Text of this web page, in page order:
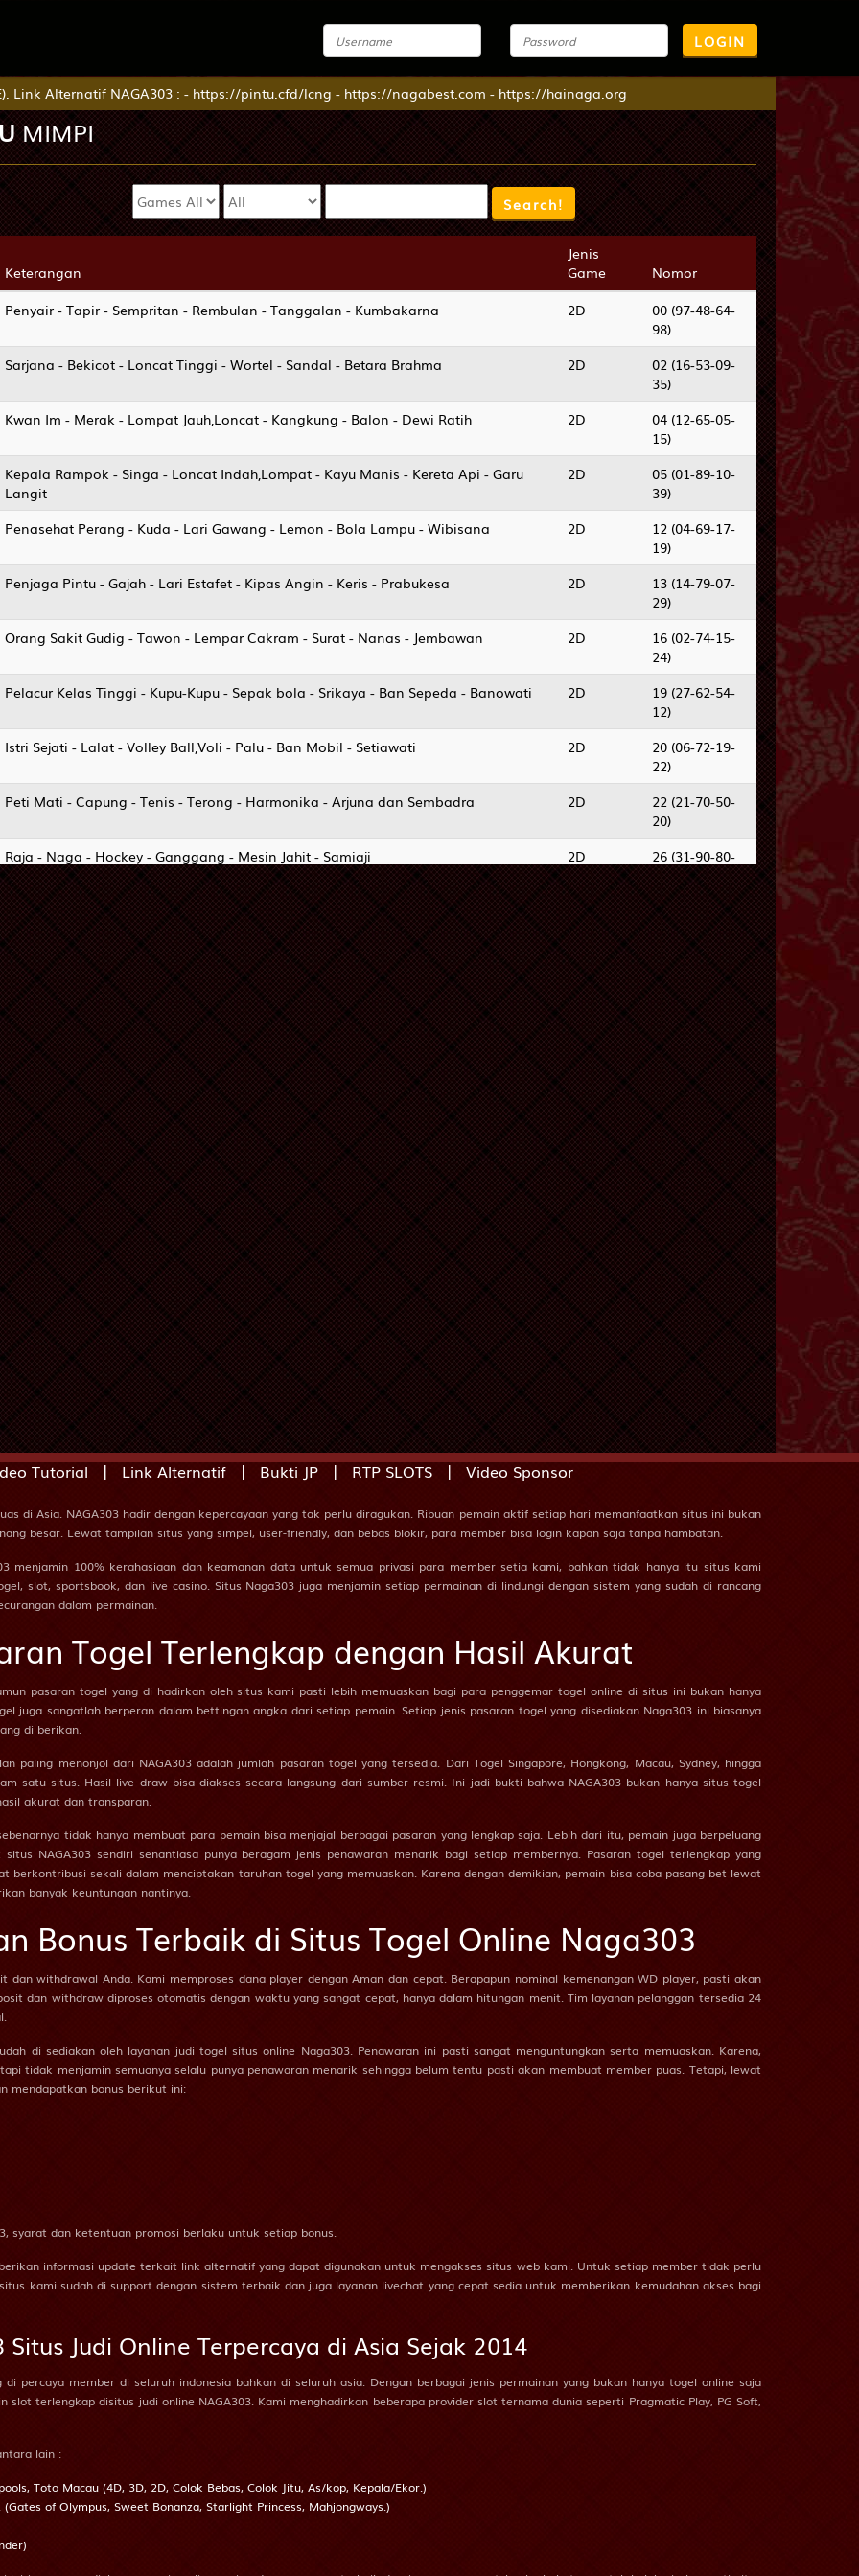
LOGIN
NAGA303 : - https://pintu.cfd/lcng - https://nagabest.com - https://hainaga.org
MIMPI
Keterangan
Jenis
Game
Nomor
Keterangan
Jenis
Game
Nomor
Penyair - Tapir - Sempritan - Rembulan - Tanggalan - Kumbakarna 2D
00 (97-48-64-
98)
Sarjana - Bekicot - Loncat Tinggi - Wortel - Sandal - Betara Brahma 2D
02 (16-53-09-
35)
Kwan Im - Merak - Lompat Jauh,Loncat - Kangkung - Balon - Dewi Ratih 2D
04 (12-65-05-
15)
Kepala Rampok - Singa - Loncat Indah,Lompat - Kayu Manis - Kereta Api - Garu
Langit
2D
05 (01-89-10-
39)
Penasehat Perang - Kuda - Lari Gawang - Lemon - Bola Lampu - Wibisana 2D
12 (04-69-17-
19)
Penjaga Pintu - Gajah - Lari Estafet - Kipas Angin - Keris - Prabukesa 2D
13 (14-79-07-
29)
Orang Sakit Gudig - Tawon - Lempar Cakram - Surat - Nanas - Jembawan 2D
16 (02-74-15-
24)
Pelacur Kelas Tinggi - Kupu-Kupu - Sepak bola - Srikaya - Ban Sepeda - Banowati 2D
19 (27-62-54-
12)
Istri Sejati - Lalat - Volley Ball,Voli - Palu - Ban Mobil - Setiawati 2D
20 (06-72-19-
22)
Peti Mati - Capung - Tenis - Terong - Harmonika - Arjuna dan Sembadra 2D
22 (21-70-50-
20)
Raja - Naga - Hockey - Ganggang - Mesin Jahit - Samiaji 2D
26 (31-90-80-
40)
Wanita Cantik - Kura-Kura - Bola Sodok - Sabun Bubuk - Otak - Dewi Supraba 2D
27 (19-61-06-
11)
Ahli Nujum - Ular - Yudo - Kamar Mandi - Tali - Abiyasa 2D
32 (03-60-18-
10)
Orang Buta - Rusa - Silat - Jamu - Paru-Paru - Destarata 2D
34 (36-73-89-
23)
Pendeta Wanita - Musang - Balap Sepeda - Manggis - Rumah Obat - Sayempraba 2D
36 (34-83-87-
33)
Orang Bongkok - Ikan Gabus - Balap Mobil - Anggur - B.H,BH,Bra - Truk - Gareng 2D
37 (38-59-83-
09)
Penolong - Gelatik - Golf - Tang - Peci - Widura 2D
40 (43-76-78-
26)
Putri Raja - Cendrawasih - Balap Sepeda Motor - Engsel - Drum - Untari 2D
38 (37-67-84-
17)
Kekasih - Kalajengking - Balap Kuda - Topi - Bemo - Narasuma 2D
39 (44-55-77-
05)
Pahlawan - Kepiting - Lompat Kuda - Lilin - Sabuk - Warsaya 2D
41 (49-56-76-
06)
Jejaka Tua - Buaya - Gerak Jalan - Catur - Dokter - Lesmana Widakta 2D
42 (45-97-72-
47)
Janda Muda - Ikan Suro - Anggar - Mawar - Grendel - Sumbadra 2D
43 (40-71-41-
Berandal - Badak - Ski Air - Seruling - Sisir - Citraksa 2D
44 (39-81-86-
31)
Pengembara - Banteng - Terbang Layang - Kendi - Tas - Rama 2D
45 (42-51-75-
01)
Putri Raja - Cendrawasih - Balap Sepeda Motor - Engsel - Drum - Untari
17)
Si Ceroboh - Landak - Main Catur - Garuk - Gedung Bioskop - Dasamuka
Anak Sakti - Ulat Sutera - Layang-Layang - Sepatu - Ranjang - Gatot Kaca 2D
57 (74-08-47-
Penari - Cumi-Cumi - Main Kelereng - Rumah - Sekolahan - Selir 2D
58 (67-07-94-
57)
Penjual Daging - Burung Onta - Engrang,Egrang - Sendok - Korek Api - Abilawa
Pemburu - Macan Tutul - Lempar Karet - Sumur - Baju - Pandu 2D
71 (72-43-45-
Kepala Desa - Bajing - Apollo,Apolo - Potlot - Ceret - Semar 2D
80 (73-49-48-
Penipu - Kancil - Damdaman - Hidung - Cangkir - Aswatama 2D
81 (76-44-49-
94)
Dewa Maut - Ikan Sampan - Gerak Badan - Salak - Rokok - Yamadipati 2D
86 (84-33-37-
83)
Siluman Air - Serigala - Ambulans - Bambu - Toples - Witaksini 2D
91 (99-06-66-
56)
Petani - Perkutut - Jalan Raya - Kunci - Pisau Cukur - Irawan
Prajurit - Ikan Nus - Laut - Mangga - Minyak Angin - Citrayuda
Tutorial | Link Alternatif | Bukti JP | RTP SLOTS | Video Sponsor
di Asia. NAGA303 hadir dengan kepercayaan yang tak perlu diragukan. Ribuan pemain aktif setiap hari memanfaatkan situs ini bukan
besar. Lewat tampilan situs yang simpel, user-friendly, dan bebas blokir, para member bisa login kapan saja tanpa hambatan.
menjamin 100% kerahasiaan dan keamanan data untuk semua privasi para member setia kami, bahkan tidak hanya itu situs kami
slot, sportsbook, dan live casino. Situs Naga303 juga menjamin setiap permainan di lindungi dengan sistem yang sudah di rancang
dalam permainan.
Togel Terlengkap dengan Hasil Akurat
pasaran togel yang di hadirkan oleh situs kami pasti lebih memuaskan bagi para penggemar togel online di situs ini bukan hanya
juga sangatlah berperan dalam bettingan angka dari setiap pemain. Setiap jenis pasaran togel yang disediakan Naga303 ini biasanya
di berikan.
paling menonjol dari NAGA303 adalah jumlah pasaran togel yang tersedia. Dari Togel Singapore, Hongkong, Macau, Sydney, hingga
satu situs. Hasil live draw bisa diakses secara langsung dari sumber resmi. Ini jadi bukti bahwa NAGA303 bukan hanya situs togel
akurat dan transparan.
tidak hanya membuat para pemain bisa menjajal berbagai pasaran yang lengkap saja. Lebih dari itu, pemain juga berpeluang
NAGA303 sendiri senantiasa punya beragam jenis penawaran menarik bagi setiap membernya. Pasaran togel terlengkap yang
berkontribusi sekali dalam menciptakan taruhan togel yang memuaskan. Karena dengan demikian, pemain bisa coba pasang bet lewat
banyak keuntungan nantinya.
Bonus Terbaik di Situs Togel Online Naga303
withdrawal Anda. Kami memproses dana player dengan Aman dan cepat. Berapapun nominal kemenangan WD player, pasti akan
dan withdraw diproses otomatis dengan waktu yang sangat cepat, hanya dalam hitungan menit. Tim layanan pelanggan tersedia 24
di sediakan oleh layanan judi togel situs online Naga303. Penawaran ini pasti sangat menguntungkan serta memuaskan. Karena,
tidak menjamin semuanya selalu punya penawaran menarik sehingga belum tentu pasti akan membuat member puas. Tetapi, lewat
mendapatkan bonus berikut ini:
syarat dan ketentuan promosi berlaku untuk setiap bonus.
informasi update terkait link alternatif yang dapat digunakan untuk mengakses situs web kami. Untuk setiap member tidak perlu
kami sudah di support dengan sistem terbaik dan juga layanan livechat yang cepat sedia untuk memberikan kemudahan akses bagi
Situs Judi Online Terpercaya di Asia Sejak 2014
percaya member di seluruh indonesia bahkan di seluruh asia. Dengan berbagai jenis permainan yang bukan hanya togel online saja
slot terlengkap disitus judi online NAGA303. Kami menghadirkan beberapa provider slot ternama dunia seperti Pragmatic Play, PG Soft,
lain :
Toto Macau (4D, 3D, 2D, Colok Bebas, Colok Jitu, As/kop, Kepala/Ekor.)
of Olympus, Sweet Bonanza, Starlight Princess, Mahjongways.)